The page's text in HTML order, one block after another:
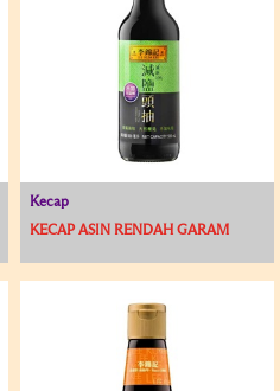
Kecap
KECAP ASIN RENDAH GARAM